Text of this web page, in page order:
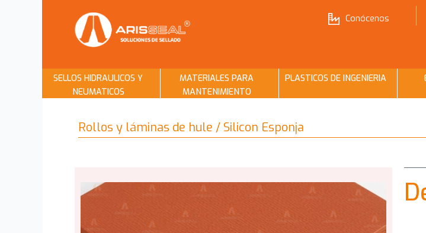
Conócenos
SELLOS HIDRAULICOS Y
NEUMATICOS
MATERIALES PARA
MANTENIMIENTO
PLASTICOS DE INGENIERIA
Rollos y láminas de hule / Silicon Esponja